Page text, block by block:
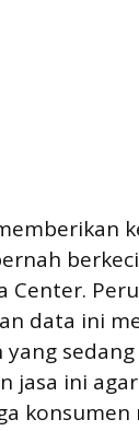
Center.
data ini
jasa ini
konsumen